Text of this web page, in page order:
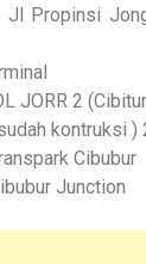
Propinsi
JORR 2
kontruksi )
Cibubur
Junction